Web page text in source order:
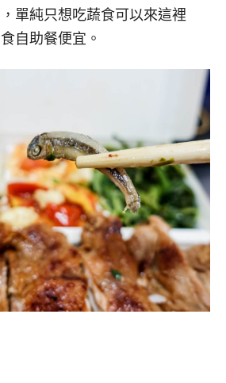
單純只想吃蔬食可以來這裡
自助餐便宜。